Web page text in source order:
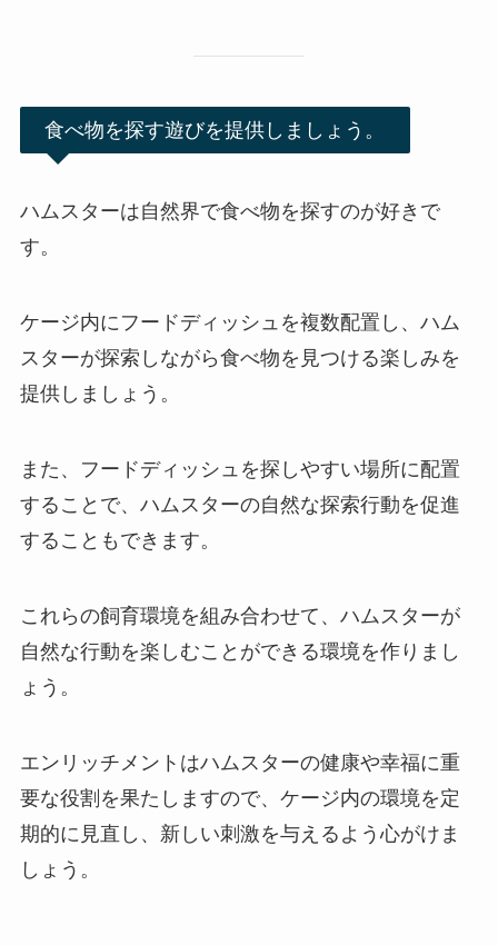
食べ物を探す遊びを提供しましょう。
ハムスターは自然界で食べ物を探すのが好きで
す。
ケージ内にフードディッシュを複数配置し、ハム
スターが探索しながら食べ物を見つける楽しみを
提供しましょう。
また、フードディッシュを探しやすい場所に配置
することで、ハムスターの自然な探索行動を促進
することもできます。
これらの飼育環境を組み合わせて、ハムスターが
自然な行動を楽しむことができる環境を作りまし
ょう。
エンリッチメントはハムスターの健康や幸福に重
要な役割を果たしますので、ケージ内の環境を定
期的に見直し、新しい刺激を与えるよう心がけま
しょう。